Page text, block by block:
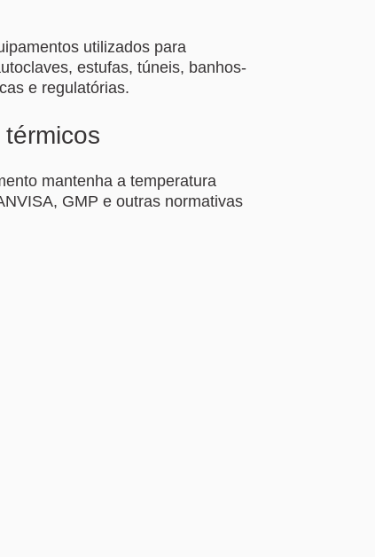
utilizados para
estufas, túneis, banhos-
e regulatórias.
mantenha a temperatura
GMP e outras normativas